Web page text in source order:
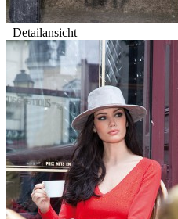
Detailansicht